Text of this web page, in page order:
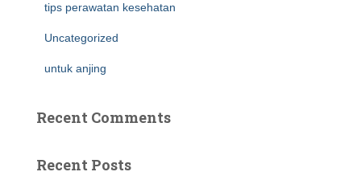
tips perawatan kesehatan
Uncategorized
untuk anjing
Recent Comments
Recent Posts